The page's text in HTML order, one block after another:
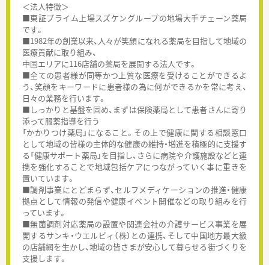
＜法人特徴＞
■東証プライム上場スズケングループの地場大手チェーン薬局
です。
■1982年の創業以来、人々が笑顔になれる薬局を目指して地域の
医療貢献に取り組み、
中国エリアに116店舗の薬局を展開する法人です。
■全ての患者様が同等かつ上質な医療を受けることができるよ
う、笑顔をキーワードに患者様の為に何ができるかを常に考え、
日々の業務を行います。
■しっかりと基盤を固め、まずは保険薬局として患者さんに寄り
添って服薬指導を行う
「かかりつけ薬局」になること。その上で健康に関する相談窓口
として地域の皆様の主体的な健康の維持・増進を積極的に支援す
る「健康サポート薬局」を目指し、さらに病院や介護施設などと連
携を強化することで地域包括ケアにつながっていく事に重きを
置いています。
■調剤事業にとどまらず、セルフメディケーションの推進・健康
拠点として情報の発信や健康イベント開催などの取り組みを行
っています。
■無菌調剤対応薬局の設置や関連会社の介護サービス事業を展
開するサンキ・ウエルビィ（株）との連携、そして中国地方最大級
の店舗網を生かし、地域の皆さまが安心して暮らせる街づくりを
支援します。